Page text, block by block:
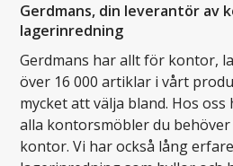
Gerdmans, din leverantör av
lagerinredning
Gerdmans har allt för kontor,
över 16 000 artiklar i vårt
mycket att välja bland. Hos
alla kontorsmöbler du
kontor. Vi har också lång